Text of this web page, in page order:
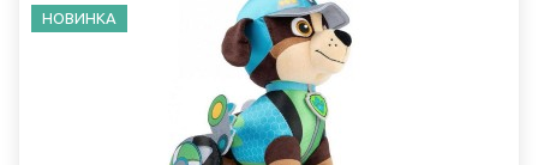
НОВИНКА